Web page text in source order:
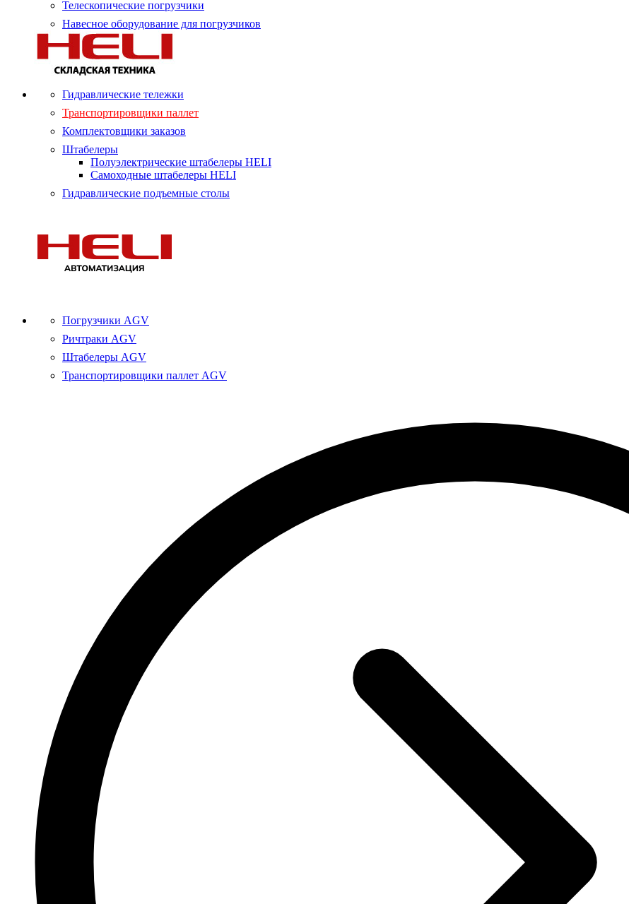
Телескопические погрузчики
Навесное оборудование для погрузчиков
Гидравлические тележки
Транспортировщики паллет
Комплектовщики заказов
Штабелеры
Полуэлектрические штабелеры HELI
Самоходные штабелеры HELI
Гидравлические подъемные столы
Погрузчики AGV
Ричтраки AGV
Штабелеры AGV
Транспортировщики паллет AGV